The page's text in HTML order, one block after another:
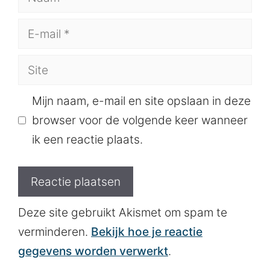
E-
Site
Mijn naam, e-mail en site opslaan in deze
browser voor de volgende keer wanneer
ik een reactie plaats.
Deze site gebruikt Akismet om spam te
verminderen. Bekijk hoe je reactie
gegevens worden verwerkt.